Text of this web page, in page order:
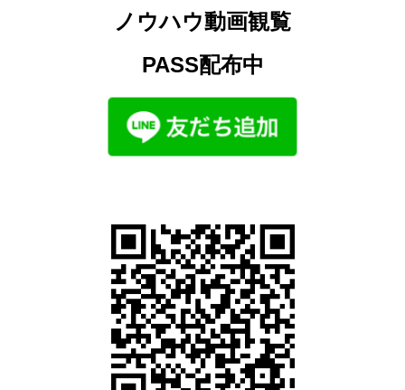
ノウハウ動画観覧
PASS配布中